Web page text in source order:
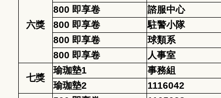
六獎
800 即享卷
諮服中心
800 即享卷
駐警小隊
800 即享卷
球類系
800 即享卷
人事室
七獎
瑜珈墊1
事務組
瑜珈墊2
1116042